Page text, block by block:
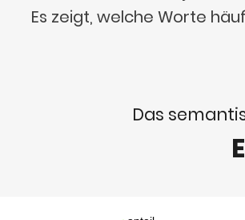
Es zeigt, welche Worte
Das